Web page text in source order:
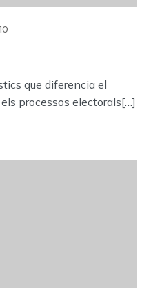
que diferencia el
processos electorals[…]